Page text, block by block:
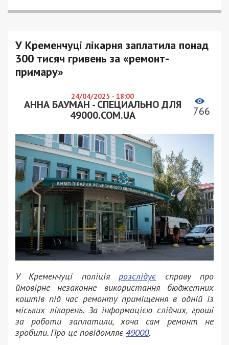
У Кременчуці лікарня заплатила понад
300 тисяч гривень за «ремонт-
примару»
24/04/2025 - 18:00
АННА БАУМАН - СПЕЦИАЛЬНО ДЛЯ
49000.COM.UA
766
У Кременчуці поліціярозслідує справу про
ймовірне незаконне використання бюджетних
коштів під час ремонту приміщення в одній із
міських лікарень. За інформацією слідчих, гроші
за роботи заплатили, хоча сам ремонт не
зробили. Про це повідомляє 49000.